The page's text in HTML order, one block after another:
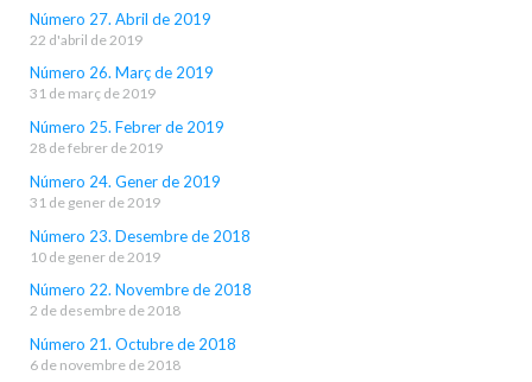
Número 27. Abril de 2019
22 d'abril de 2019
Número 26. Març de 2019
31 de març de 2019
Número 25. Febrer de 2019
28 de febrer de 2019
Número 24. Gener de 2019
31 de gener de 2019
Número 23. Desembre de 2018
10 de gener de 2019
Número 22. Novembre de 2018
2 de desembre de 2018
Número 21. Octubre de 2018
6 de novembre de 2018